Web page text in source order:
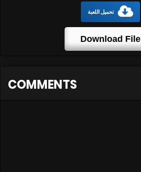
تحميل اللعبة
Download File
COMMENTS